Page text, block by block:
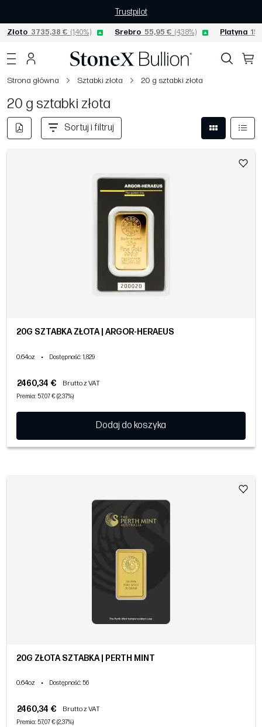
Trustpilot
Złoto 3735,38 € (1,40%) Srebro 55,95 € (4,38%) Platyna
Strona główna Sztabki złota 20 g sztabki złota
20 g sztabki złota
Sortuj i filtruj
20G SZTABKA ZŁOTA | ARGOR-HERAEUS
0.64oz • Dostępność: 1,829
2460,34 € Brutto z VAT
Premia: 57,07 € (2,37%)
Dodaj do koszyka
20G ZŁOTA SZTABKA | PERTH MINT
0.64oz • Dostępność: 56
2460,34 € Brutto z VAT
Premia: 57,07 € (2,37%)